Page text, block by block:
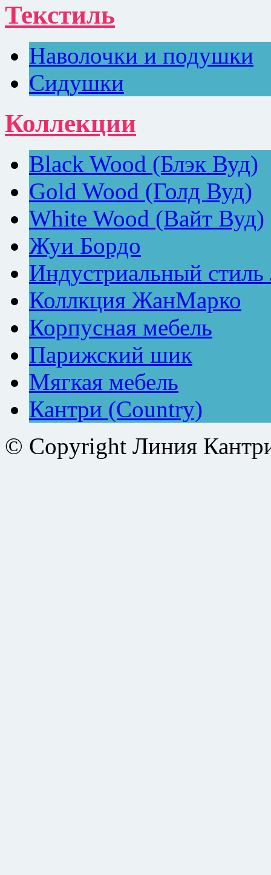
Текстиль
Наволочки и подушки
Сидушки
Коллекции
Black Wood (Блэк Вуд)
Gold Wood (Голд Вуд)
White Wood (Вайт Вуд)
Жуи Бордо
Индустриальный
Коллкция ЖанМарко
Корпусная мебель
Парижский шик
Мягкая мебель
Кантри (Country)
© Copyright Линия